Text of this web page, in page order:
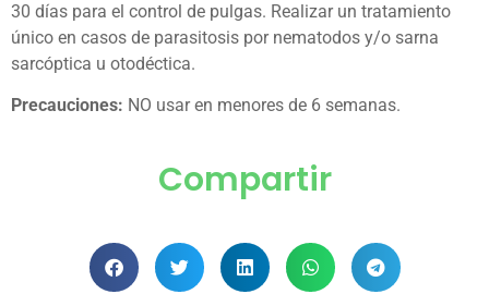
30 días para el control de pulgas. Realizar un tratamiento
único en casos de parasitosis por nematodos y/o sarna
sarcóptica u otodéctica.
Precauciones: NO usar en menores de 6 semanas.
Compartir